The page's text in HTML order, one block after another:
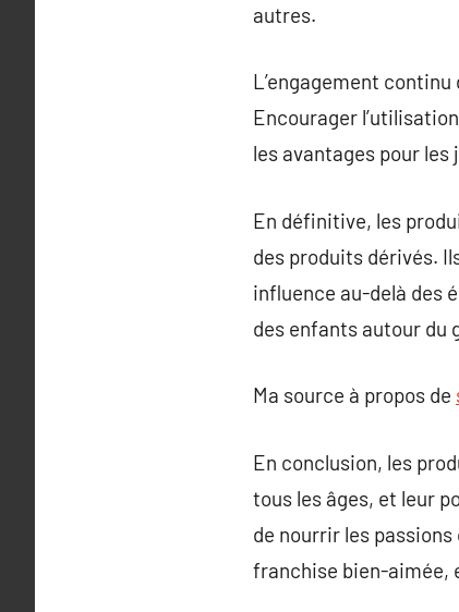
autres.
L’engagement
Encourager
les avantages pour
En définitive, les
des produits dérivés.
influence au-delà des
des enfants autour du
Ma source à propos de
En conclusion, les
tous les âges, et leur
de nourrir les
franchise bien-aimée,